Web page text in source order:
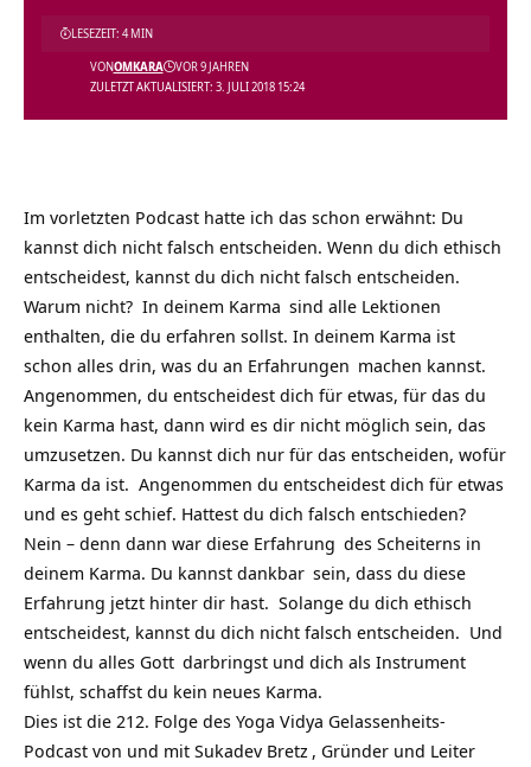
ZULETZT AKTUALISIERT: 3. JULI 2018 15:24
VONOMKARA VOR 9 JAHREN
LESEZEIT: 4 MIN
Im vorletzten Podcast hatte ich das schon erwähnt: Du
kannst dich nicht falsch entscheiden. Wenn du dich ethisch
entscheidest, kannst du dich nicht falsch entscheiden.
Warum nicht? In deinem Karma sind alle Lektionen
enthalten, die du erfahren sollst. In deinem Karma ist
schon alles drin, was du an Erfahrungen machen kannst.
Angenommen, du entscheidest dich für etwas, für das du
kein Karma hast, dann wird es dir nicht möglich sein, das
umzusetzen. Du kannst dich nur für das entscheiden, wofür
Karma da ist. Angenommen du entscheidest dich für etwas
und es geht schief. Hattest du dich falsch entschieden?
Nein – denn dann war diese Erfahrung des Scheiterns in
deinem Karma. Du kannst dankbar sein, dass du diese
Erfahrung jetzt hinter dir hast. Solange du dich ethisch
entscheidest, kannst du dich nicht falsch entscheiden. Und
wenn du alles Gott darbringst und dich als Instrument
fühlst, schaffst du kein neues Karma.
Dies ist die 212. Folge des Yoga Vidya Gelassenheits-
Podcast von und mit Sukadev Bretz , Gründer und Leiter